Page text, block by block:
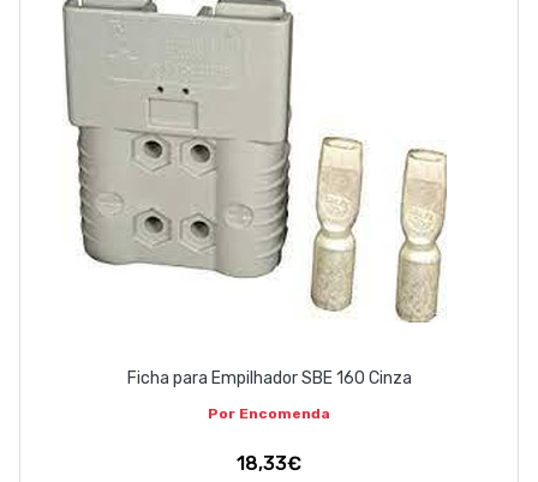
Ficha para Empilhador SBE 160 Cinza
Por Encomenda
18,33€